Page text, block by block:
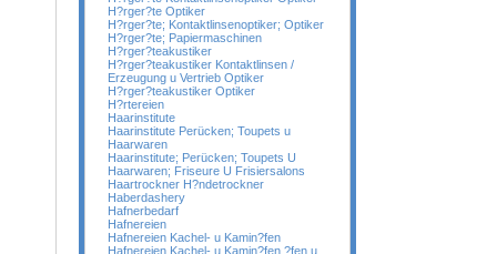
H?rger?te Optiker
H?rger?te; Kontaktlinsenoptiker; Optiker
H?rger?te; Papiermaschinen
H?rger?teakustiker
H?rger?teakustiker Kontaktlinsen /
Erzeugung u Vertrieb Optiker
H?rger?teakustiker Optiker
H?rtereien
Haarinstitute
Haarinstitute Perücken; Toupets u
Haarwaren
Haarinstitute; Perücken; Toupets U
Haarwaren; Friseure U Frisiersalons
Haartrockner H?ndetrockner
Haberdashery
Hafnerbedarf
Hafnereien
Hafnereien Kachel- u Kamin?fen
Hafnereien Kachel- u Kamin?fen ?fen u